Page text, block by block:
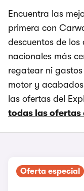
Encuentra las
primera con
descuentos de los
nacionales más
regatear ni gastos
motor y
las ofertas del
todas las ofertas
Oferta especial